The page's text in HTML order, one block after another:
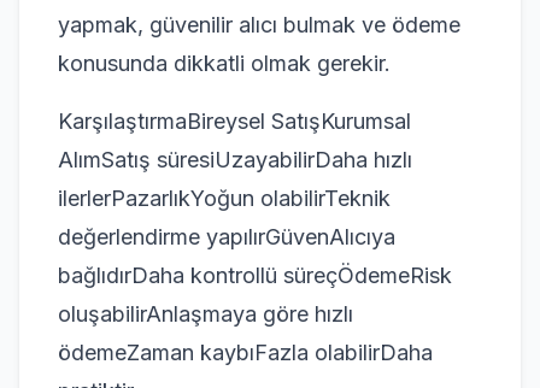
yapmak, güvenilir alıcı bulmak ve ödeme
konusunda dikkatli olmak gerekir.
KarşılaştırmaBireysel SatışKurumsal
AlımSatış süresiUzayabilirDaha hızlı
ilerlerPazarlıkYoğun olabilirTeknik
değerlendirme yapılırGüvenAlıcıya
bağlıdırDaha kontrollü süreçÖdemeRisk
oluşabilirAnlaşmaya göre hızlı
ödemeZaman kaybıFazla olabilirDaha